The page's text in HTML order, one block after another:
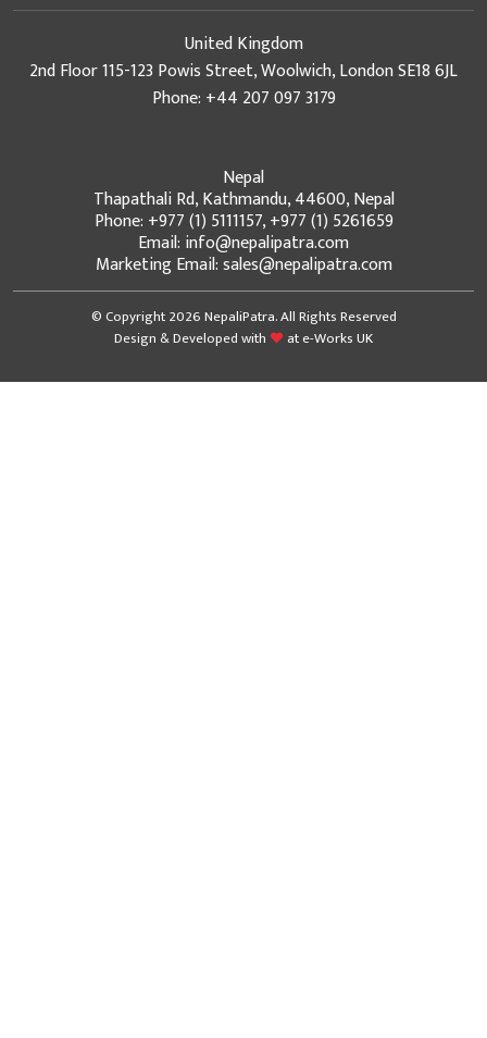
United Kingdom
2nd Floor 115-123 Powis Street, Woolwich, London SE18 6JL
Phone: +44 207 097 3179
Nepal
Thapathali Rd, Kathmandu, 44600, Nepal
Phone: +977 (1) 5111157, +977 (1) 5261659
Email: info@nepalipatra.com
Marketing Email: sales@nepalipatra.com
© Copyright 2026 NepaliPatra. All Rights Reserved
Design & Developed with
ate-Works UK